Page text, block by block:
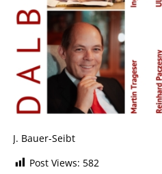
J. Bauer-Seibt
Post Views: 582